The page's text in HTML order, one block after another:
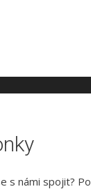
s námi spojit?